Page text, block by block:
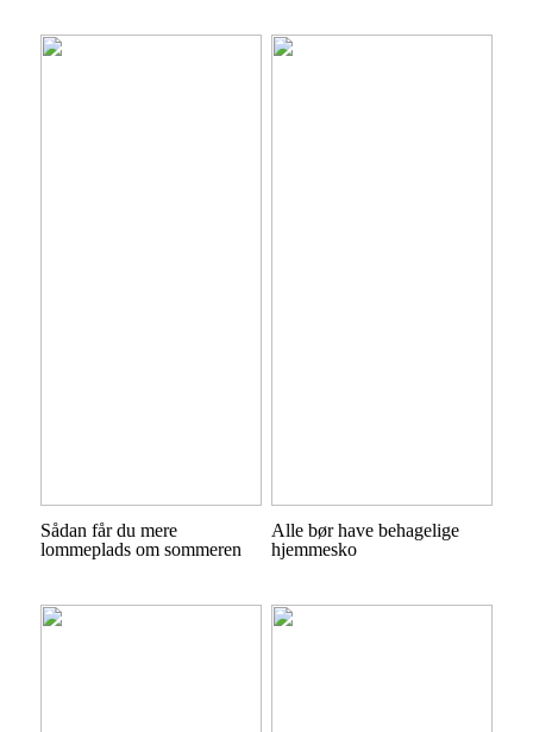
Sådan får du mere
lommeplads om sommeren
Alle bør have behagelige
hjemmesko